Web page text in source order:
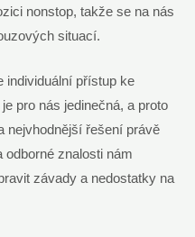
nonstop, takže se​ na nás
situací.
individuální ⁣přístup⁣ ke
pro​ nás jedinečná, a proto​
nejvhodnější řešení právě
odborné znalosti​ nám
závady a nedostatky ​na